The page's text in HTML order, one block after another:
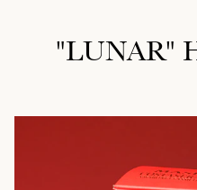
"LUNAR"